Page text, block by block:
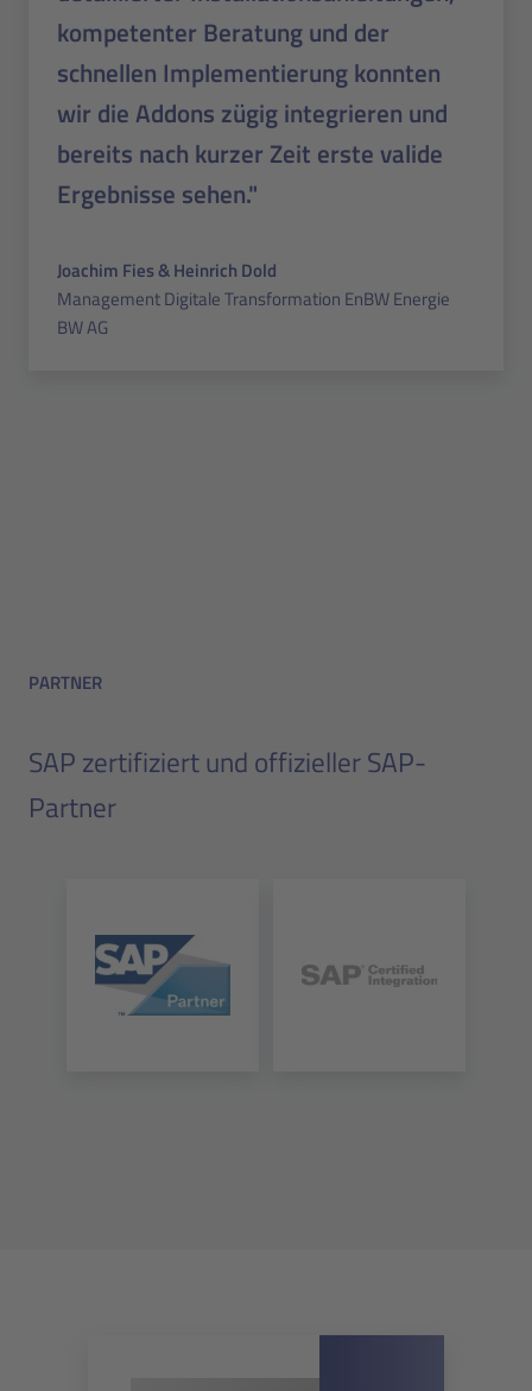
kompetenter Beratung und der
schnellen Implementierung konnten
wir die Addons zügig integrieren und
bereits nach kurzer Zeit erste valide
Ergebnisse sehen."
Joachim Fies & Heinrich Dold
Management Digitale Transformation EnBW Energie
BW AG
PARTNER
SAP zertifiziert und offizieller SAP-
Partner